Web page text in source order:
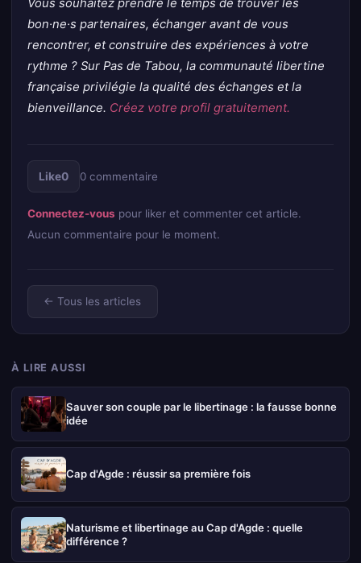
Vous souhaitez prendre le temps de trouver les
bon·ne·s partenaires, échanger avant de vous
rencontrer, et construire des expériences à votre
rythme ? Sur Pas de Tabou, la communauté libertine
française privilégie la qualité des échanges et la
bienveillance. Créez votre profil gratuitement.
Like0 0commentaire
Connectez-vous pour liker et commenter cet article.
Aucun commentaire pour le moment.
← Tous les articles
À LIRE AUSSI
Sauver son couple par le libertinage : la fausse bonne
idée
Cap d'Agde : réussir sa première fois
Naturisme et libertinage au Cap d'Agde : quelle
différence ?